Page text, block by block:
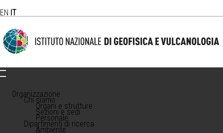
EN IT
Organizzazione
Chi siamo
Organi e strutture
Sezioni e sedi
Personale
Dipartimenti di ricerca
Ambiente